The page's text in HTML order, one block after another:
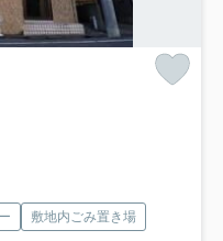
敷地内ごみ置き場